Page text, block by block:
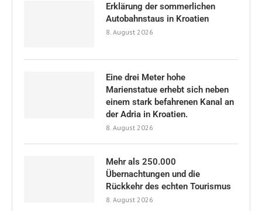
Erklärung der sommerlichen
Autobahnstaus in Kroatien
8. August 2026
Eine drei Meter hohe
Marienstatue erhebt sich neben
einem stark befahrenen Kanal an
der Adria in Kroatien.
8. August 2026
Mehr als 250.000
Übernachtungen und die
Rückkehr des echten Tourismus
8. August 2026